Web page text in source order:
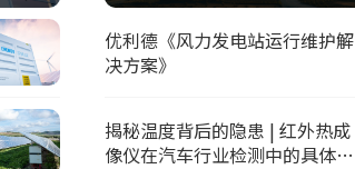
优利德《风力发电站运行维护解
决方案》
揭秘温度背后的隐患 | 红外热成
像仪在汽车行业检测中的具体应